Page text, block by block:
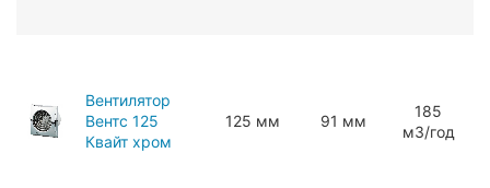
Вентилятор
Вентс 125
Квайт хром
125 мм 91 мм
185
мЗ/год